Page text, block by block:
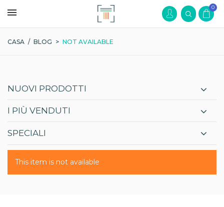
0
CASA / BLOG > NOT AVAILABLE
NUOVI PRODOTTI
I PIÙ VENDUTI
SPECIALI
This item is not available